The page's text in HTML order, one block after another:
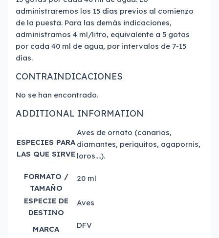
administraremos los 15 días previos al comienzo
de la puesta. Para las demás indicaciones,
administramos 4 ml/litro, equivalente a 5 gotas
por cada 40 ml de agua, por intervalos de 7-15
días.
CONTRAINDICACIONES
No se han encontrado.
ADDITIONAL INFORMATION
ESPECIES PARA
LAS QUE SIRVE
Aves de ornato (canarios,
diamantes, periquitos, agapornis,
loros….).
FORMATO /
TAMAÑO
20 ml
ESPECIE DE
DESTINO
Aves
MARCA DFV